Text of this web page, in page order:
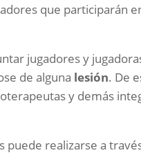
que participarán
jugadores y
de alguna lesión. De
y demás
puede realizarse a